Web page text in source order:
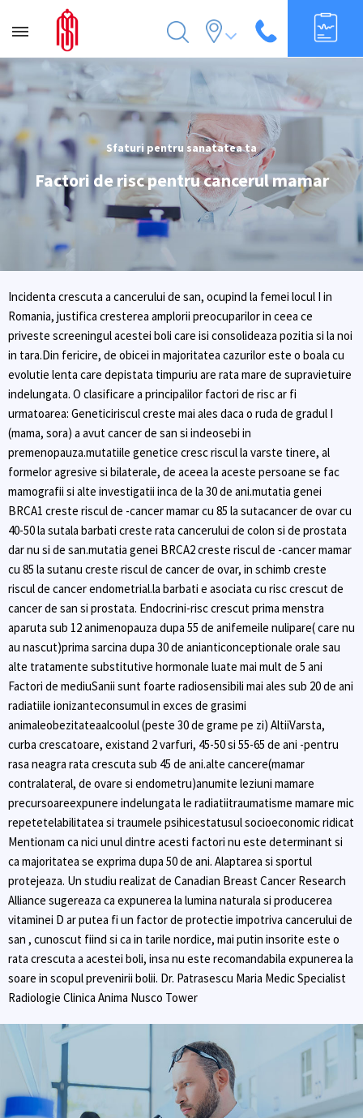
Sfaturi pentru sanatatea ta
Factori de risc pentru cancerul mamar
Incidenta crescuta a cancerului de san, ocupind la femei locul I in
Romania, justifica cresterea amplorii preocuparilor in ceea ce
priveste screeningul acestei boli care isi consolideaza pozitia si la noi
in tara.Din fericire, de obicei in majoritatea cazurilor este o boala cu
evolutie lenta care depistata timpuriu are rata mare de supravietuire
indelungata. O clasificare a principalilor factori de risc ar fi
urmatoarea: Geneticiriscul creste mai ales daca o ruda de gradul I
(mama, sora) a avut cancer de san si indeosebi in
premenopauza.mutatiile genetice cresc riscul la varste tinere, al
formelor agresive si bilaterale, de aceea la aceste persoane se fac
mamografii si alte investigatii inca de la 30 de ani.mutatia genei
BRCA1 creste riscul de -cancer mamar cu 85 la sutacancer de ovar cu
40-50 la sutala barbati creste rata cancerului de colon si de prostata
dar nu si de san.mutatia genei BRCA2 creste riscul de -cancer mamar
cu 85 la sutanu creste riscul de cancer de ovar, in schimb creste
riscul de cancer endometrial.la barbati e asociata cu risc crescut de
cancer de san si prostata. Endocrini-risc crescut prima menstra
aparuta sub 12 animenopauza dupa 55 de anifemeile nulipare( care nu
au nascut)prima sarcina dupa 30 de anianticonceptionale orale sau
alte tratamente substitutive hormonale luate mai mult de 5 ani
Factori de mediuSanii sunt foarte radiosensibili mai ales sub 20 de ani
radiatiile ionizanteconsumul in exces de grasimi
animaleobezitateaalcoolul (peste 30 de grame pe zi) AltiiVarsta,
curba crescatoare, existand 2 varfuri, 45-50 si 55-65 de ani -pentru
rasa neagra rata crescuta sub 45 de ani.alte cancere(mamar
contralateral, de ovare si endometru)anumite leziuni mamare
precursoareexpunere indelungata le radiatiitraumatisme mamare mic
repetetelabilitatea si traumele psihicestatusul socioeconomic ridicat
Mentionam ca nici unul dintre acesti factori nu este determinant si
ca majoritatea se exprima dupa 50 de ani. Alaptarea si sportul
protejeaza. Un studiu realizat de Canadian Breast Cancer Research
Alliance sugereaza ca expunerea la lumina naturala si producerea
vitaminei D ar putea fi un factor de protectie impotriva cancerului de
san , cunoscut fiind si ca in tarile nordice, mai putin insorite este o
rata crescuta a acestei boli, insa nu este recomandabila expunerea la
soare in scopul prevenirii bolii. Dr. Patrasescu Maria Medic Specialist
Radiologie Clinica Anima Nusco Tower